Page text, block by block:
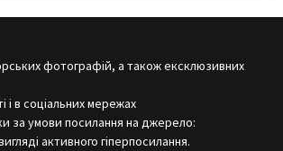
фотографій, а також ексклюзивних
і в соціальних мережах
за умови посилання на джерело:
активного гіперпосилання.